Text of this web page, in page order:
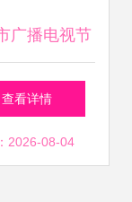
广播电视节
办理技术专
与网络文化
查看详情
2026-08-04